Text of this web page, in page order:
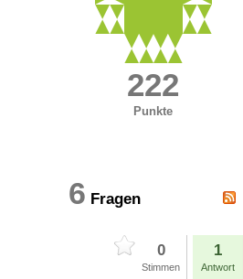
222
Punkte
6 Fragen
0
Stimmen
1
Antwort